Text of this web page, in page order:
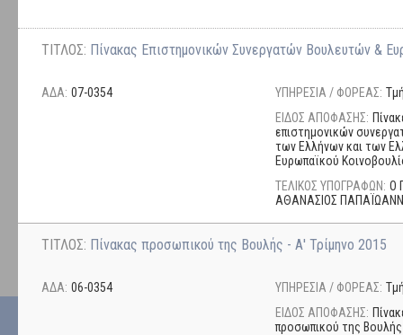
ΤΙΤΛΟΣ: Πίνακας Επιστημονικών Συνεργατών Βουλευτών &
ΑΔΑ: 07-0354 ΥΠΗΡΕΣΙΑ / ΦΟΡΕΑΣ:
ΕΙΔΟΣ ΑΠΟΦΑΣΗΣ:
επιστημονικών
των Ελλήνων και των
Ευρωπαϊκού
ΤΕΛΙΚΟΣ ΥΠΟΓΡΑΦΩΝ: Ο
ΑΘΑΝΑΣΙΟΣ
ΤΙΤΛΟΣ: Πίνακας προσωπικού της Βουλής - Α' Τρίμηνο 2015
ΑΔΑ: 06-0354 ΥΠΗΡΕΣΙΑ / ΦΟΡΕΑΣ:
ΕΙΔΟΣ ΑΠΟΦΑΣΗΣ:
προσωπικού της Βουλής